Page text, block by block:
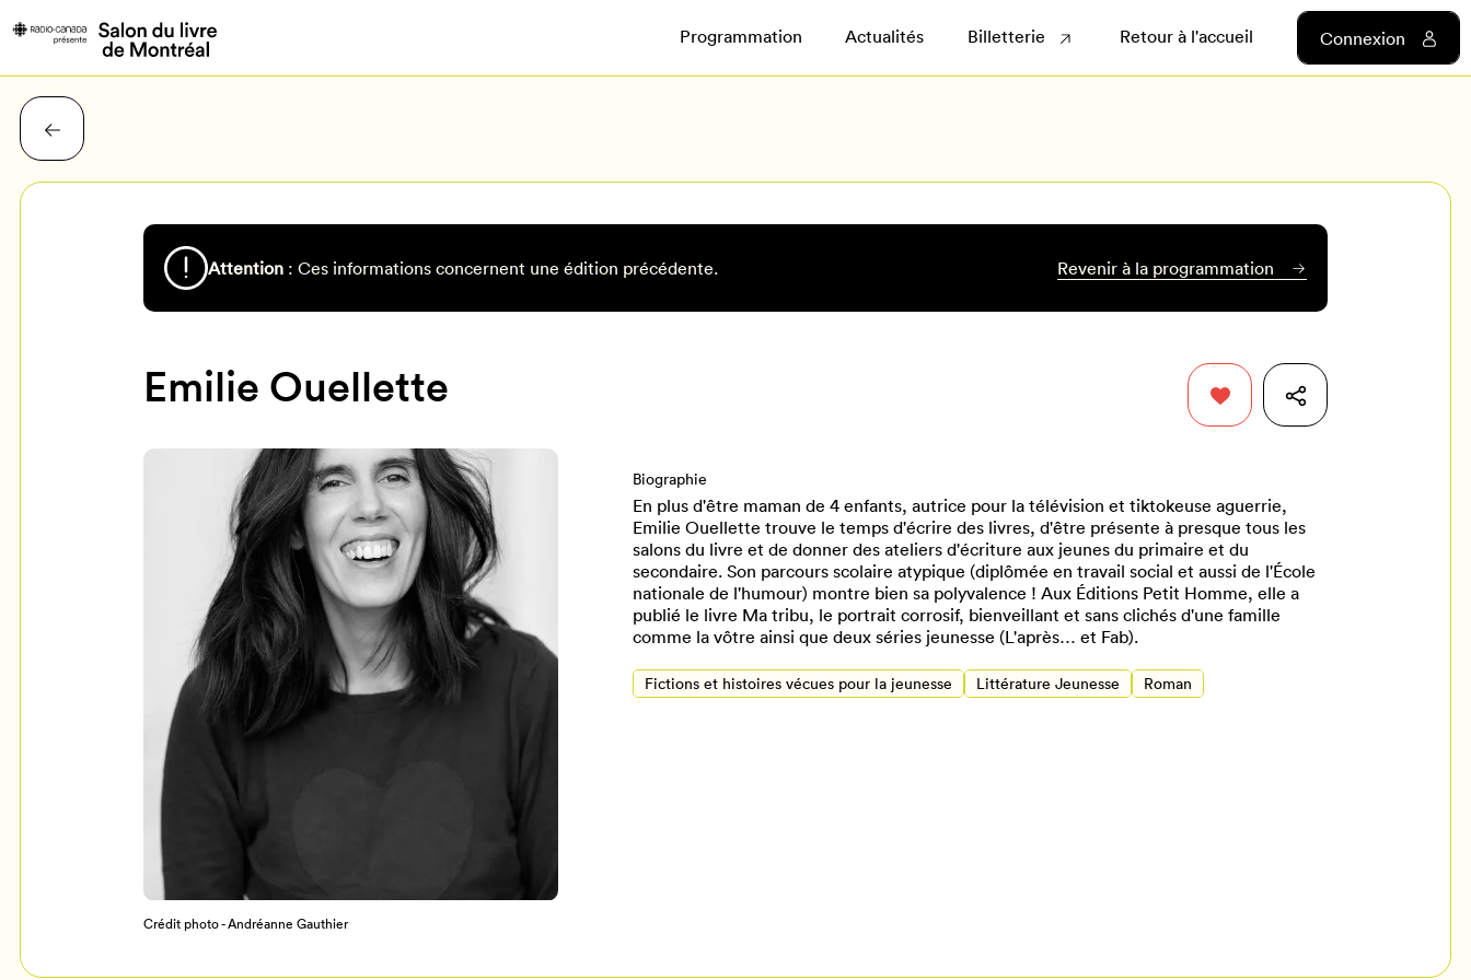
Programmation Actualités Billetterie Retour à l'accueil Connexion
Programmation
Attention : Ces informations concernent une édition précédente. Revenir à la programmation
Emilie Ouellette
Crédit photo - Andréanne Gauthier
Biographie
En plus d'être maman de 4 enfants, autrice pour la télévision et tiktokeuse aguerrie,
Emilie Ouellette trouve le temps d'écrire des livres, d'être présente à presque tous les
salons du livre et de donner des ateliers d'écriture aux jeunes du primaire et du
secondaire. Son parcours scolaire atypique (diplômée en travail social et aussi de l'École
nationale de l'humour) montre bien sa polyvalence ! Aux Éditions Petit Homme, elle a
publié le livre Ma tribu, le portrait corrosif, bienveillant et sans clichés d'une famille
comme la vôtre ainsi que deux séries jeunesse (L'après… et Fab).
Fictions et histoires vécues pour la jeunesse Littérature Jeunesse Roman